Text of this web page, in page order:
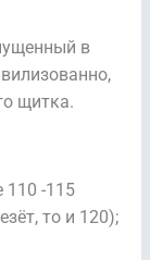
в
щитка.
-115
то и 120);